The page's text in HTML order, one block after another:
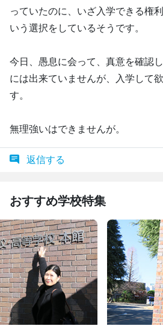
っていたのに、いざ入学できる権
いう選択をしているそうです。
今日、愚息に会って、真意を確認
には出来ていませんが、入学して
す。
無理強いはできませんが。
返信する
おすすめ学校特集